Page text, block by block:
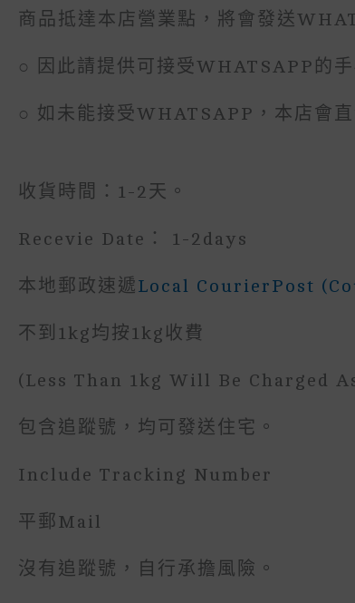
商品抵達本店營業點，將會發送
○ 因此請提供可接受WHATSAPP的手
○ 如未能接受WHATSAPP，本店會
收貨時間：1-2天。
Recevie Date： 1-2days
本地郵政速遞Local CourierPost
不到1kg均按1kg收費
(less Than 1kg Will Be Charged
包含追蹤號，均可發送住宅。
Include Tracking Number
平郵Mail
沒有追蹤號，自行承擔風險。